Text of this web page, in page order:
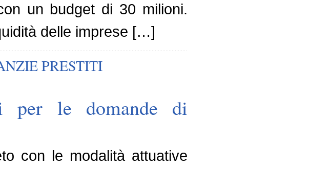
un budget di 30 milioni.
delle imprese […]
PRESTITI
per le domande di
con le modalità attuative